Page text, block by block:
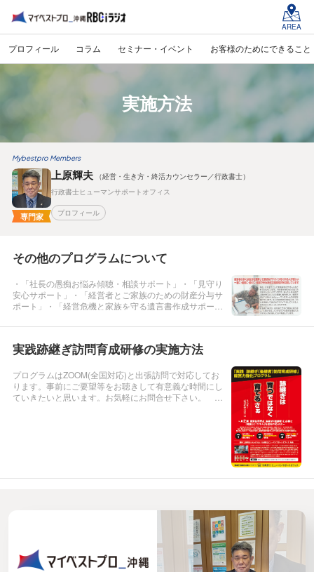
AREA
プロフィール コラム セミナー・イベント お客様のためにできること
実施方法
Mybestpro Members
専門家
上原輝夫
（経営・生き方・終活カウンセラー／行政書士）
行政書士ヒューマンサポートオフィス
プロフィール
その他のプログラムについて
・「社長の愚痴お悩み傾聴・相談サポート」・「見守り
安心サポート」・「経営者とご家族のための財産分与サ
ポート」・「経営危機と家族を守る遺言書作成サポー
を変更しながら、ZOOM・面談にて対応致します。状況
実践跡継ぎ訪問育成研修の実施方法
プログラムはZOOM(全国対応)と出張訪問で対応してお
ります。事前にご要望等をお聴きして有意義な時間にし
ていきたいと思います。お気軽にお問合せ下さい。 ht